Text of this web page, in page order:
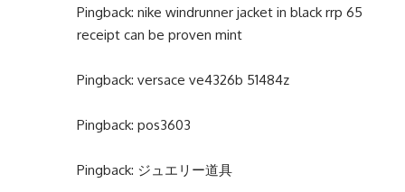
Pingback: nike windrunner jacket in black rrp 65
receipt can be proven mint
Pingback: versace ve4326b 51484z
Pingback: pos3603
Pingback: ジュエリー道具